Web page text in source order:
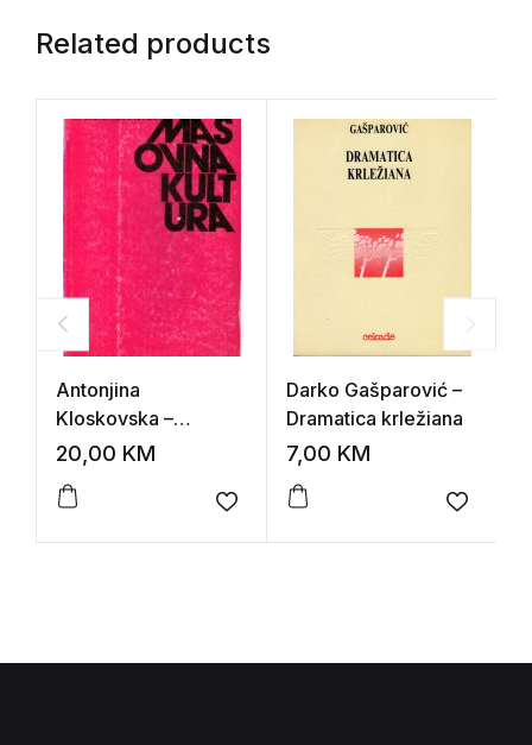
Related products
Antonjina
Kloskovska –
Masovna kultura
20,00 KM
Add to wishlist
Darko Gašparović –
Dramatica krležiana
7,00 KM
Add to